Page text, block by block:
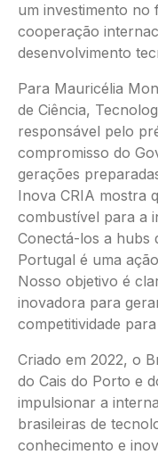
um investimento no
cooperação
desenvolvimento
Para Mauricélia
de Ciência,
responsável pelo
compromisso do
gerações
Inova CRIA mostra
combustível para a
Conectá-los a hubs
Portugal é uma
Nosso objetivo é
inovadora para
competitividade
Criado em 2022, o
do Cais do Porto e
impulsionar a
brasileiras de
conhecimento e